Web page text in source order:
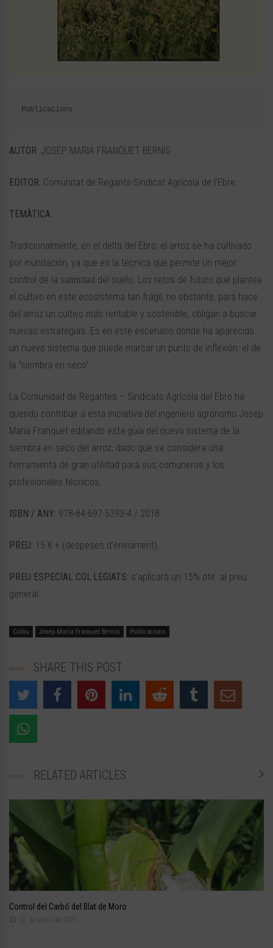
Publicacions
AUTOR: JOSEP MARIA FRANQUET BERNIS
EDITOR: Comunitat de Regants-Sindicat Agrícola de l’Ebre.
TEMÀTICA:
Tradicionalmente, en el delta del Ebro, el arroz se ha cultivado
por inundación, ya que es la técnica que permite un mejor
control de la salinidad del suelo. Los retos de futuro que plantea
el cultivo en este ecosistema tan frágil, no obstante, para hace
del arroz un cultivo más rentable y sostenible, obligan a buscar
nuevas estrategias. Es en este escenario donde ha aparecido
un nuevo sistema que puede marcar un punto de inflexión: el de
la “siembra en seco”.
La Comunidad de Regantes – Sindicato Agrícola del Ebro ha
querido contribuir a esta iniciativa del ingeniero agrónomo Josep
Maria Franquet editando esta guía del nuevo sistema de la
siembra en seco del arroz, dado que se considera una
herramienta de gran utilidad para sus comuneros y los
profesionales técnicos.
ISBN / ANY: 978-84-697-5393-4 / 2018
PREU: 15 € + (despeses d’enviament).
PREU ESPECIAL COL·LEGIATS: s’aplicarà un 15% dte. al preu
general.
Cultiu Josep Maria Franquet Bernis Publicacions
SHARE THIS POST
RELATED ARTICLES
Control del Carbó del Blat de Moro
12 de juliol de 2021